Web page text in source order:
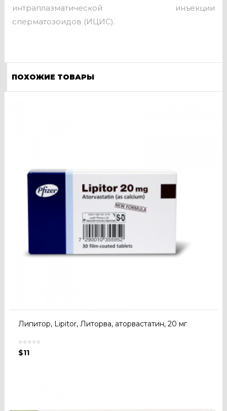
интраплазматической инъекции
сперматозоидов (ИЦИС).
ПОХОЖИЕ ТОВАРЫ
Липитор, Lipitor, Литорва, аторвастатин, 20 мг
$11